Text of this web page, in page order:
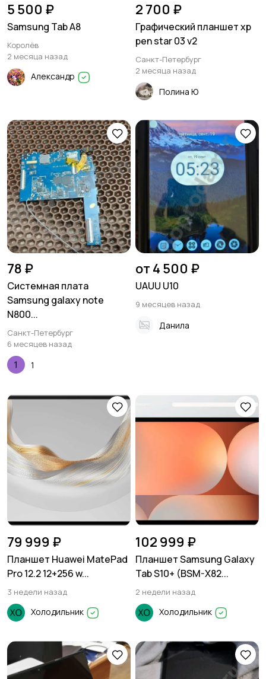
5 500 ₽
Samsung Tab A8
Королёв
2 месяца назад
Александр
2 700 ₽
Графический планшет xp
pen star 03 v2
Санкт-Петербург
2 месяца назад
Полина Ю
78 ₽
Системная плата
Samsung galaxy note
N800...
Санкт-Петербург
6 месяцев назад
1
от 4 500 ₽
UAUU U10
9 месяцев назад
Данила
79 999 ₽
Планшет Huawei MatePad
Pro 12.2 12+256 w...
3 недели назад
Холодильник
102 999 ₽
Планшет Samsung Galaxy
Tab S10+ (BSM-X82...
2 недели назад
Холодильник